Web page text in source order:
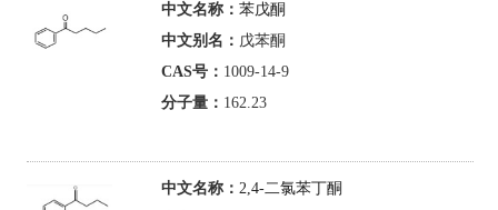
中文名称： 苯戊酮
中文别名： 戊苯酮
CAS号： 1009-14-9
分子量： 162.23
中文名称： 2,4-二氯苯丁酮